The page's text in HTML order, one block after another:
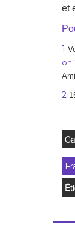
et
1
on
2